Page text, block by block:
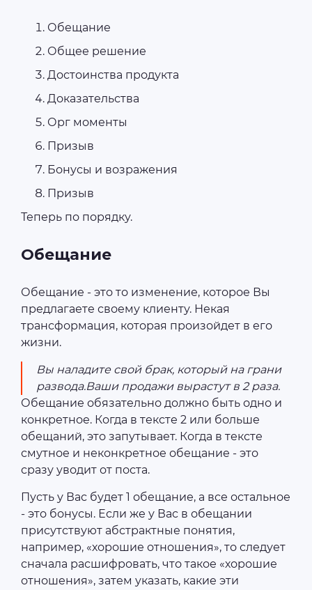
Обещание
Общее решение
Достоинства продукта
Доказательства
Орг моменты
Призыв
Бонусы и возражения
Призыв
Теперь по порядку.
Обещание
Обещание - это то изменение, которое Вы
предлагаете своему клиенту. Некая
трансформация, которая произойдет в его
жизни.
Вы наладите свой брак, который на грани
развода.Ваши продажи вырастут в 2 раза.
Обещание обязательно должно быть одно и
конкретное. Когда в тексте 2 или больше
обещаний, это запутывает. Когда в тексте
смутное и неконкретное обещание - это
сразу уводит от поста.
Пусть у Вас будет 1 обещание, а все остальное
- это бонусы. Если же у Вас в обещании
присутствуют абстрактные понятия,
например, «хорошие отношения», то следует
сначала расшифровать, что такое «хорошие
отношения», затем указать, какие эти